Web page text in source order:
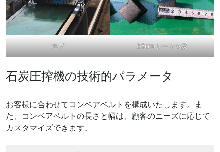
ホブ 2.5cm-シーシャ炭
石炭圧搾機の技術的パラメータ
お客様に合わせてコンベアベルトを構成いたします。ま
た、コンベアベルトの長さと幅は、顧客のニーズに応じて
カスタマイズできます。